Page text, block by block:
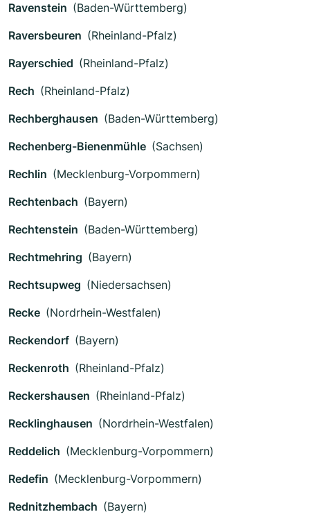
Ravenstein (Baden-Württemberg)
Raversbeuren (Rheinland-Pfalz)
Rayerschied (Rheinland-Pfalz)
Rech (Rheinland-Pfalz)
Rechberghausen (Baden-Württemberg)
Rechenberg-Bienenmühle (Sachsen)
Rechlin (Mecklenburg-Vorpommern)
Rechtenbach (Bayern)
Rechtenstein (Baden-Württemberg)
Rechtmehring (Bayern)
Rechtsupweg (Niedersachsen)
Recke (Nordrhein-Westfalen)
Reckendorf (Bayern)
Reckenroth (Rheinland-Pfalz)
Reckershausen (Rheinland-Pfalz)
Recklinghausen (Nordrhein-Westfalen)
Reddelich (Mecklenburg-Vorpommern)
Redefin (Mecklenburg-Vorpommern)
Rednitzhembach (Bayern)